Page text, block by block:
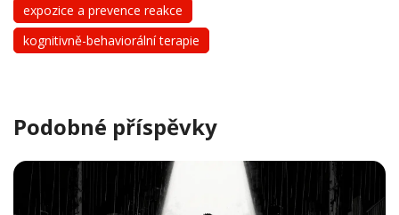
expozice a prevence reakce
kognitivně-behaviorální terapie
Podobné příspěvky